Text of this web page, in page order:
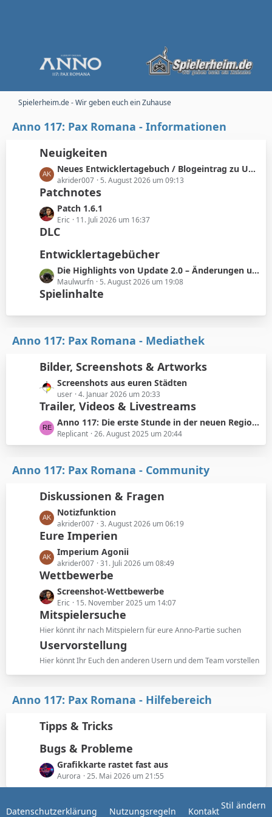
Spielerheim.de - Wir geben euch ein Zuhause
Anno 117: Pax Romana - Informationen
Neuigkeiten
L
e
t
z
t
e
e
t
r
g
Neues Entwicklertagebuch / Blogeintrag zu Update 2.0
akrider007 5. August 2026 um 09:13
Patchnotes
L
e
t
t
e
B
e
t
ä
e
Patch 1.6.1
Eric 11. Juli 2026 um 16:37
DLC
Entwicklertagebücher
L
e
t
t
B
r
ä
e
Die Highlights von Update 2.0 – Änderungen und Verbesserungen
Maulwurfn 5. August 2026 um 19:08
Spielinhalte
Anno 117: Pax Romana - Mediathek
Bilder, Screenshots & Artworks
L
e
t
z
t
e
e
t
r
ä
g
e
Screenshots aus euren Städten
user 4. Januar 2026 um 20:33
Trailer, Videos & Livestreams
L
e
t
t
B
i
t
r
ä
g
e
Anno 117: Die erste Stunde in der neuen Region Albion
Replicant 26. August 2025 um 20:44
Anno 117: Pax Romana - Community
Diskussionen & Fragen
L
e
t
z
t
e
e
i
t
r
ä
g
Notizfunktion
akrider007 3. August 2026 um 06:19
Eure Imperien
L
e
t
z
t
e
B
e
i
t
r
g
Imperium Agonii
akrider007 31. Juli 2026 um 08:49
Wettbewerbe
L
e
t
z
t
e
B
e
t
ä
e
Screenshot-Wettbewerbe
Eric 15. November 2025 um 14:07
Mitspielersuche
Hier könnt ihr nach Mitspielern für eure Anno-Partie suchen
Uservorstellung
Hier könnt Ihr Euch den anderen Usern und dem Team vorstellen
Anno 117: Pax Romana - Hilfebereich
Tipps & Tricks
Bugs & Probleme
L
e
t
t
Grafikkarte rastet fast aus
Aurora 25. Mai 2026 um 21:55
Stil ändern
Datenschutzerklärung Nutzungsregeln Kontakt